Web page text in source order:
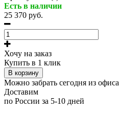
Есть в наличии
25 370 руб.
Хочу на заказ
Купить в 1 клик
В корзину
Можно забрать сегодня из офиса
Доставим
по России за 5-10 дней